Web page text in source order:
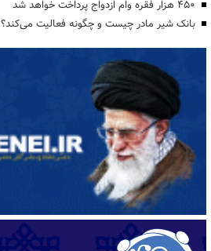
۴۵۰ هزار فقره وام ازدواج پرداخت خواهد شد
بانک شیر مادر چیست و چگونه فعالیت می‌کند؟